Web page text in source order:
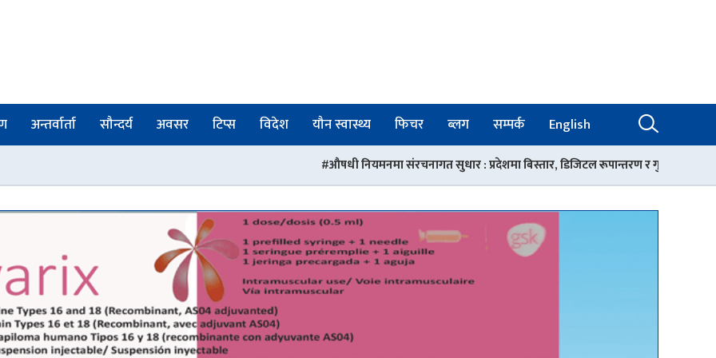
अन्तर्वार्ता सौन्दर्य अवसर टिप्स विदेश यौन स्वास्थ्य फिचर ब्लग सम्पर्क English
औषधी नियमनमा संरचनागत सुधार : प्रदेशमा बिस्तार, डिजिटल रूपान्तरण र गुणस्तरको आधार रोकिएन